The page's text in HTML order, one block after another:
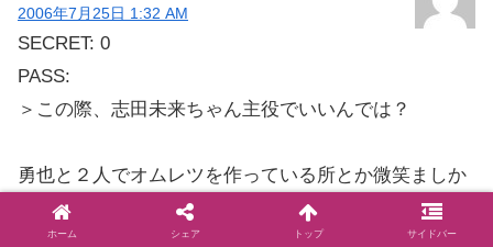
2006年7月25日 1:32 AM
SECRET: 0
PASS:
＞この際、志田未来ちゃん主役でいいんでは？
勇也と２人でオムレツを作っている所とか微笑ましか
ったりして。。。♪
ホーム シェア トップ サイドバー